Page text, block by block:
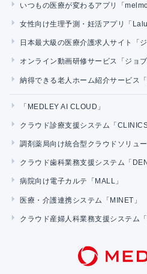
いつもの医療が変わるアプリ「melmo
女性向け生理予測・妊活アプリ「
日本最大級の医療介護求人サイト「
オンライン動画研修サービス「ジョ
納得できる老人ホーム紹介サービス「
「MEDLEY AI CLOUD」
クラウド診療支援システム「CLINICS
調剤薬局向け統合型クラウドソリュ
クラウド歯科業務支援システム「
病院向け電子カルテ「MALL」
医療・介護連携システム「MINET」
クラウド産婦人科業務支援システム「